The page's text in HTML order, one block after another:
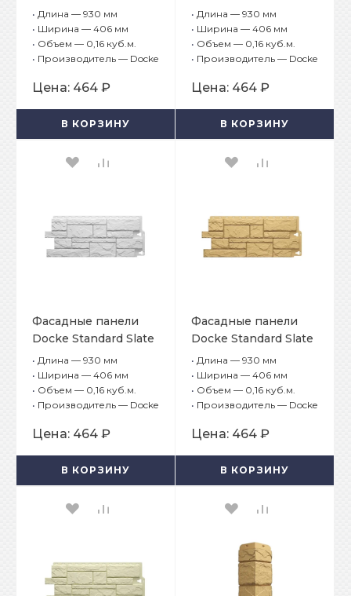
(Сланец) Куршевель
• Длина — 930 мм
• Ширина — 406 мм
• Объем — 0,16 куб.м.
• Производитель — Docke
Цена: 464 ₽
В КОРЗИНУ
(Сланец) Валь-
Гардена
• Длина — 930 мм
• Ширина — 406 мм
• Объем — 0,16 куб.м.
• Производитель — Docke
Цена: 464 ₽
В КОРЗИНУ
Фасадные панели
Docke Standard Slate
(Сланец) Лех
• Длина — 930 мм
• Ширина — 406 мм
• Объем — 0,16 куб.м.
• Производитель — Docke
Цена: 464 ₽
В КОРЗИНУ
Фасадные панели
Docke Standard Slate
(Сланец) Церматт
• Длина — 930 мм
• Ширина — 406 мм
• Объем — 0,16 куб.м.
• Производитель — Docke
Цена: 464 ₽
В КОРЗИНУ